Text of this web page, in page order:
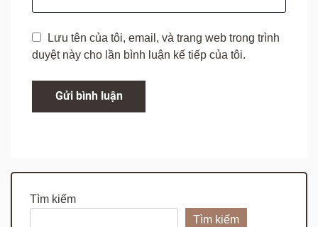
Lưu tên của tôi, email, và trang web trong trình
duyệt này cho lần bình luận kế tiếp của tôi.
Tìm kiếm
Tìm kiếm